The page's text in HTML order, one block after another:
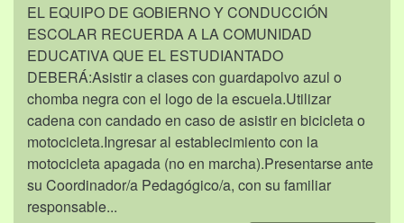
EL EQUIPO DE GOBIERNO Y CONDUCCIÓN
ESCOLAR RECUERDA A LA COMUNIDAD
EDUCATIVA QUE EL ESTUDIANTADO
DEBERÁ:Asistir a clases con guardapolvo azul o
chomba negra con el logo de la escuela.Utilizar
cadena con candado en caso de asistir en bicicleta o
motocicleta.Ingresar al establecimiento con la
motocicleta apagada (no en marcha).Presentarse ante
su Coordinador/a Pedagógico/a, con su familiar
responsable...